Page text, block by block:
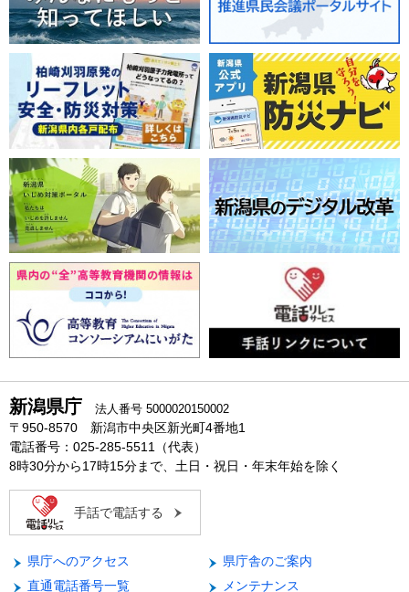
新潟県庁 法人番号 5000020150002
〒950-8570 新潟市中央区新光町4番地1
電話番号：025-285-5511（代表）
8時30分から17時15分まで、土日・祝日・年末年始を除く
手話で電話する
県庁へのアクセス
県庁舎のご案内
直通電話番号一覧
メンテナンス